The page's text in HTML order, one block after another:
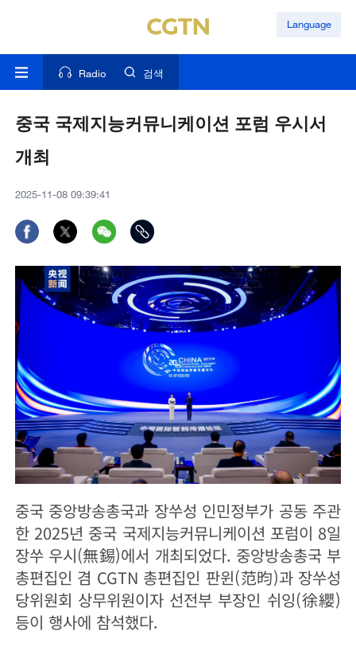
Language
Radio 검색
중국 국제지능커뮤니케이션 포럼 우시서
개최
2025-11-08 09:39:41
중국 중앙방송총국과 장쑤성 인민정부가 공동 주관
한 2025년 중국 국제지능커뮤니케이션 포럼이 8일
장쑤 우시(無錫)에서 개최되었다. 중앙방송총국 부
총편집인 겸 CGTN 총편집인 판윈(范昀)과 장쑤성
당위원회 상무위원이자 선전부 부장인 쉬잉(徐纓)
등이 행사에 참석했다.